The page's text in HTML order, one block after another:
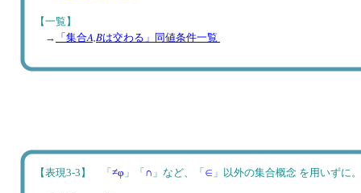
【一覧】
→ 「集合A,Bは交わる」同値条件一覧
【表現3-3】 「≠φ 」「∩ 」など、「∈ 」以外の集合概念 を用い